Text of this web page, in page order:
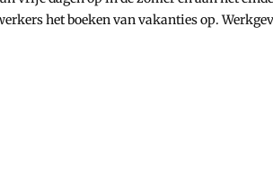
het boeken van vakanties op.